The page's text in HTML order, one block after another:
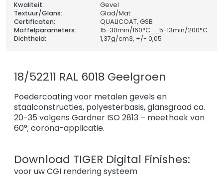
Kwaliteit:
Gevel
Textuur/Glans:
Glad/Mat
Certificaten:
QUALICOAT, GSB
Moffelparameters:
15-30min/160°C__5-13min/200°C
Dichtheid:
1,37g/cm3, +/- 0,05
18/52211 RAL 6018 Geelgroen
Poedercoating voor metalen gevels en
staalconstructies, polyesterbasis, glansgraad ca.
20-35 volgens Gardner ISO 2813 – meethoek van
60°; corona-applicatie.
Download TIGER Digital Finishes:
voor uw CGI rendering systeem